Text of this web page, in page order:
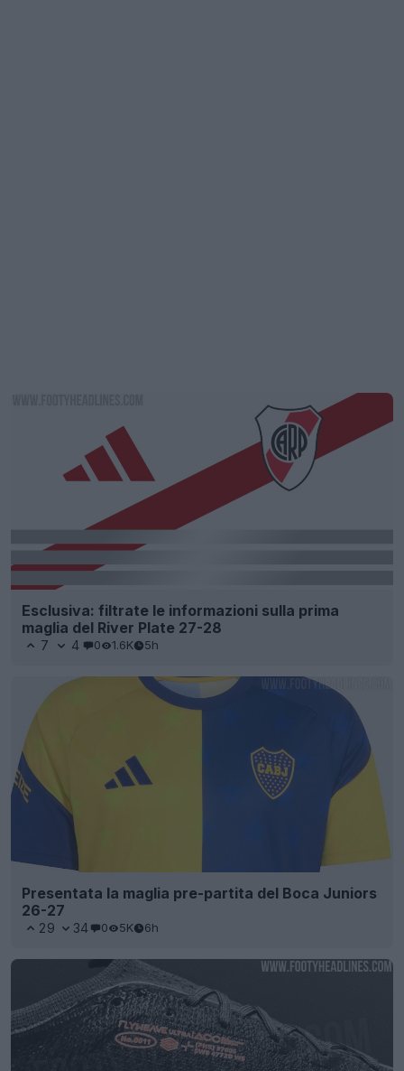
Esclusiva: filtrate le informazioni sulla prima
maglia del River Plate 27-28
7 4 0 1.6K 5h
Presentata la maglia pre-partita del Boca Juniors
26-27
29 34 0 5K 6h